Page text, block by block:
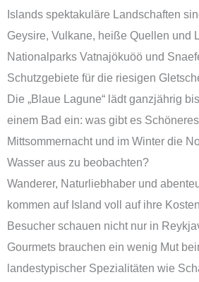
Islands spektakuläre Landschaften
Geysire, Vulkane, heiße Quellen und
Nationalparks Vatnajökuöö und
Schutzgebiete für die riesigen
Die „Blaue Lagune“ lädt ganzjährig
einem Bad ein: was gibt es
Mittsommernacht und im Winter die
Wasser aus zu beobachten?
Wanderer, Naturliebhaber und
kommen auf Island voll auf ihre
Besucher schauen nicht nur in
Gourmets brauchen ein wenig Mut
landestypischer Spezialitäten wie